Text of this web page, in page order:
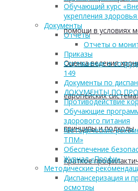
помощи в условиях
Оценка ведения
европейских
принципы и подходы
Краткое
Обучающий курс
укрепления
Документы
Отчеты
Отчеты о
Приказы
Соглашение о
149
Документы по
ДОКУМЕНТЫ ПО
Противодействие
Обучающие
здорового питания
Методические
ТПМ»
Обеспечение
Журнал «Профи»
Методические
Диспансеризация и
осмотры